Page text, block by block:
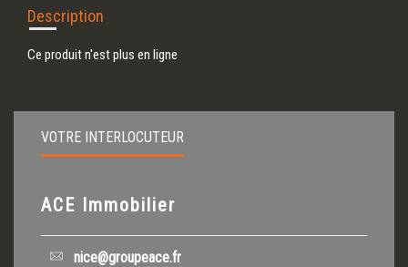
Description
Ce produit n'est plus en ligne
VOTRE INTERLOCUTEUR
ACE Immobilier
nice@groupeace.fr